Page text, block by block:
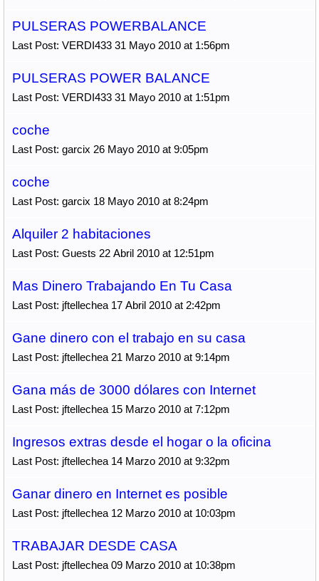
PULSERAS POWERBALANCE
Last Post: VERDI433 31 Mayo 2010 at 1:56pm
PULSERAS POWER BALANCE
Last Post: VERDI433 31 Mayo 2010 at 1:51pm
coche
Last Post: garcix 26 Mayo 2010 at 9:05pm
coche
Last Post: garcix 18 Mayo 2010 at 8:24pm
Alquiler 2 habitaciones
Last Post: Guests 22 Abril 2010 at 12:51pm
Mas Dinero Trabajando En Tu Casa
Last Post: jftellechea 17 Abril 2010 at 2:42pm
Gane dinero con el trabajo en su casa
Last Post: jftellechea 21 Marzo 2010 at 9:14pm
Gana más de 3000 dólares con Internet
Last Post: jftellechea 15 Marzo 2010 at 7:12pm
Ingresos extras desde el hogar o la oficina
Last Post: jftellechea 14 Marzo 2010 at 9:32pm
Ganar dinero en Internet es posible
Last Post: jftellechea 12 Marzo 2010 at 10:03pm
TRABAJAR DESDE CASA
Last Post: jftellechea 09 Marzo 2010 at 10:38pm